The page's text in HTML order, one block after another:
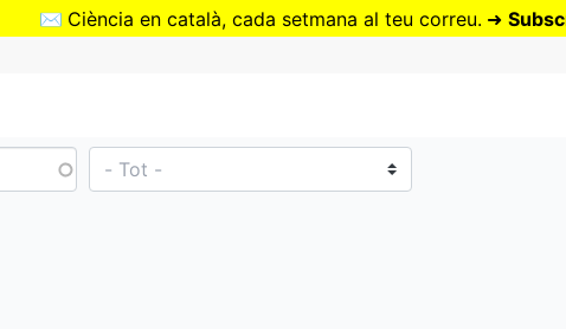
Vés
✉️ Ciència en català, cada setmana al teu correu. ➜